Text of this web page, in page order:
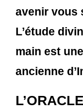
avenir vous
L’étude
main est
ancienne